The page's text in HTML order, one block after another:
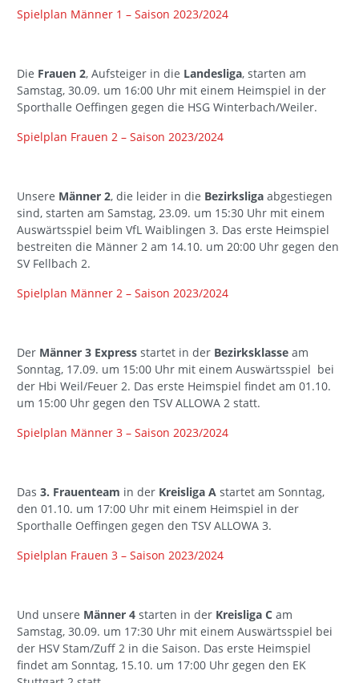
Spielplan Männer 1 – Saison 2023/2024
Die Frauen 2, Aufsteiger in die Landesliga, starten am
Samstag, 30.09. um 16:00 Uhr mit einem Heimspiel in der
Sporthalle Oeffingen gegen die HSG Winterbach/Weiler.
Spielplan Frauen 2 – Saison 2023/2024
Unsere Männer 2, die leider in die Bezirksliga abgestiegen
sind, starten am Samstag, 23.09. um 15:30 Uhr mit einem
Auswärtsspiel beim VfL Waiblingen 3. Das erste Heimspiel
bestreiten die Männer 2 am 14.10. um 20:00 Uhr gegen den
SV Fellbach 2.
Spielplan Männer 2 – Saison 2023/2024
Der Männer 3 Express startet in der Bezirksklasse am
Sonntag, 17.09. um 15:00 Uhr mit einem Auswärtsspiel bei
der Hbi Weil/Feuer 2. Das erste Heimspiel findet am 01.10.
um 15:00 Uhr gegen den TSV ALLOWA 2 statt.
Spielplan Männer 3 – Saison 2023/2024
Das 3. Frauenteam in der Kreisliga A startet am Sonntag,
den 01.10. um 17:00 Uhr mit einem Heimspiel in der
Sporthalle Oeffingen gegen den TSV ALLOWA 3.
Spielplan Frauen 3 – Saison 2023/2024
Und unsere Männer 4 starten in der Kreisliga C am
Samstag, 30.09. um 17:30 Uhr mit einem Auswärtsspiel bei
der HSV Stam/Zuff 2 in die Saison. Das erste Heimspiel
findet am Sonntag, 15.10. um 17:00 Uhr gegen den EK